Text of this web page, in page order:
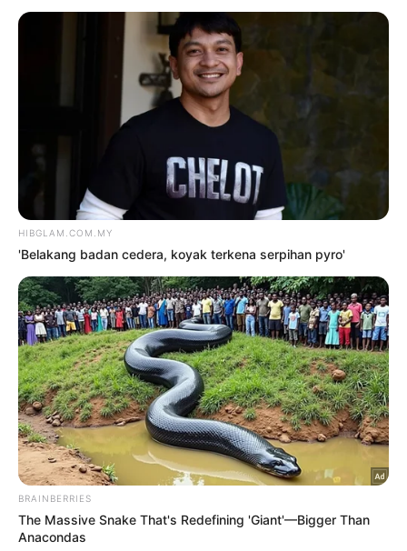
Hiburan
‘HENTIKAN KRITIKAN
MENGHANCURKAN
SEMANGAT, TAK SUKA
JANGAN TENGOK’
olehNUR EMIRA SAIZALI
NEWER POSTS
TERKINI
Michele Yeoh dinobatkan Tokoh
Perfileman Asia 2026 di BIFF
7 Ogos 2026
‘Belakang badan cedera, koyak